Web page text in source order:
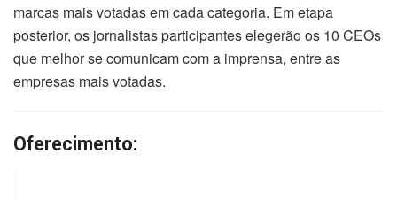
marcas mais votadas em cada categoria. Em etapa
posterior, os jornalistas participantes elegerão os 10 CEOs
que melhor se comunicam com a imprensa, entre as
empresas mais votadas.
Oferecimento: